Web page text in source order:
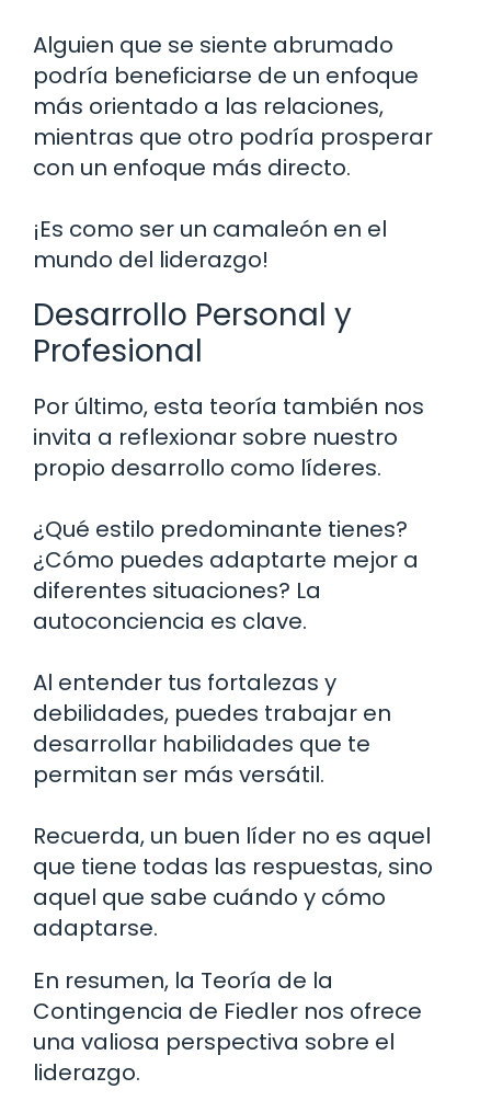
Alguien que se siente abrumado
podría beneficiarse de un enfoque
más orientado a las relaciones,
mientras que otro podría prosperar
con un enfoque más directo.
¡Es como ser un camaleón en el
mundo del liderazgo!
Desarrollo Personal y
Profesional
Por último, esta teoría también nos
invita a reflexionar sobre nuestro
propio desarrollo como líderes.
¿Qué estilo predominante tienes?
¿Cómo puedes adaptarte mejor a
diferentes situaciones? La
autoconciencia es clave.
Al entender tus fortalezas y
debilidades, puedes trabajar en
desarrollar habilidades que te
permitan ser más versátil.
Recuerda, un buen líder no es aquel
que tiene todas las respuestas, sino
aquel que sabe cuándo y cómo
adaptarse.
En resumen, la Teoría de la
Contingencia de Fiedler nos ofrece
una valiosa perspectiva sobre el
liderazgo.